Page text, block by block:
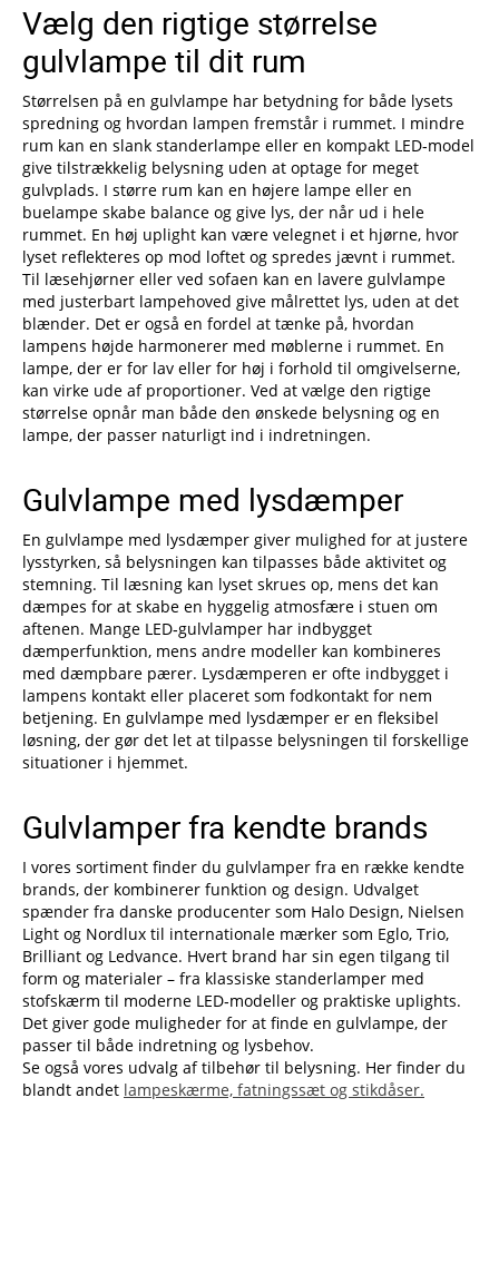
Vælg den rigtige størrelse
gulvlampe til dit rum
Størrelsen på en gulvlampe har betydning for både lysets
spredning og hvordan lampen fremstår i rummet. I mindre
rum kan en slank standerlampe eller en kompakt LED‑model
give tilstrækkelig belysning uden at optage for meget
gulvplads. I større rum kan en højere lampe eller en
buelampe skabe balance og give lys, der når ud i hele
rummet. En høj uplight kan være velegnet i et hjørne, hvor
lyset reflekteres op mod loftet og spredes jævnt i rummet.
Til læsehjørner eller ved sofaen kan en lavere gulvlampe
med justerbart lampehoved give målrettet lys, uden at det
blænder. Det er også en fordel at tænke på, hvordan
lampens højde harmonerer med møblerne i rummet. En
lampe, der er for lav eller for høj i forhold til omgivelserne,
kan virke ude af proportioner. Ved at vælge den rigtige
størrelse opnår man både den ønskede belysning og en
lampe, der passer naturligt ind i indretningen.
Gulvlampe med lysdæmper
En gulvlampe med lysdæmper giver mulighed for at justere
lysstyrken, så belysningen kan tilpasses både aktivitet og
stemning. Til læsning kan lyset skrues op, mens det kan
dæmpes for at skabe en hyggelig atmosfære i stuen om
aftenen. Mange LED‑gulvlamper har indbygget
dæmperfunktion, mens andre modeller kan kombineres
med dæmpbare pærer. Lysdæmperen er ofte indbygget i
lampens kontakt eller placeret som fodkontakt for nem
betjening. En gulvlampe med lysdæmper er en fleksibel
løsning, der gør det let at tilpasse belysningen til forskellige
situationer i hjemmet.
Gulvlamper fra kendte brands
I vores sortiment finder du gulvlamper fra en række kendte
brands, der kombinerer funktion og design. Udvalget
spænder fra danske producenter som Halo Design, Nielsen
Light og Nordlux til internationale mærker som Eglo, Trio,
Brilliant og Ledvance. Hvert brand har sin egen tilgang til
form og materialer – fra klassiske standerlamper med
stofskærm til moderne LED‑modeller og praktiske uplights.
Det giver gode muligheder for at finde en gulvlampe, der
passer til både indretning og lysbehov.
Se også vores udvalg af tilbehør til belysning. Her finder du
blandt andet lampeskærme, fatningssæt og stikdåser.